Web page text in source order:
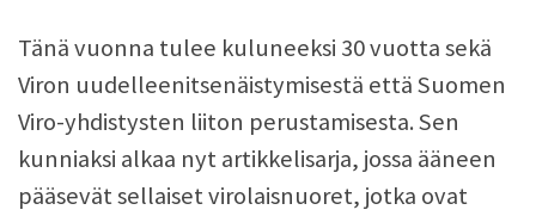
Tänä vuonna tulee kuluneeksi 30 vuotta sekä
Viron uudelleenitsenäistymisestä että Suomen
Viro-yhdistysten liiton perustamisesta. Sen
kunniaksi alkaa nyt artikkelisarja, jossa ääneen
pääsevät sellaiset virolaisnuoret, jotka ovat